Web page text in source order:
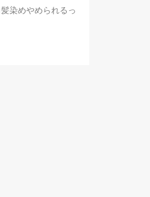
染めやめられるっ